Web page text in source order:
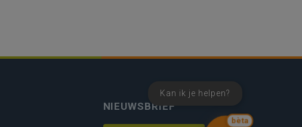
bèta
Kan ik je helpen?
NIEUWSBRIEF